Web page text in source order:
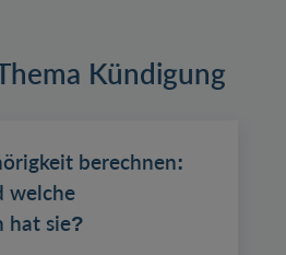
Kündigung
berechnen:
welche
hat sie?